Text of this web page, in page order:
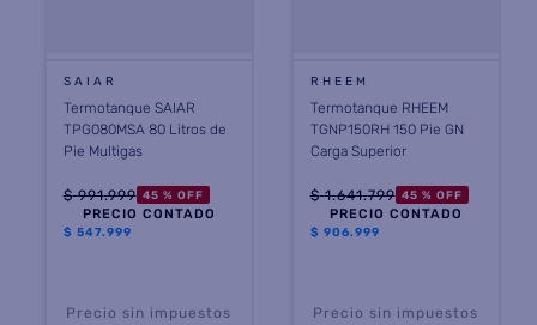
SAIAR
Termotanque SAIAR
TPG080MSA 80 Litros de
Pie Multigas
$ 991.999 45 % OFF
PRECIO CONTADO
$ 547.999
Precio sin impuestos
RHEEM
Termotanque RHEEM
TGNP150RH 150 Pie GN
Carga Superior
$ 1.641.799 45 % OFF
PRECIO CONTADO
$ 906.999
Precio sin impuestos